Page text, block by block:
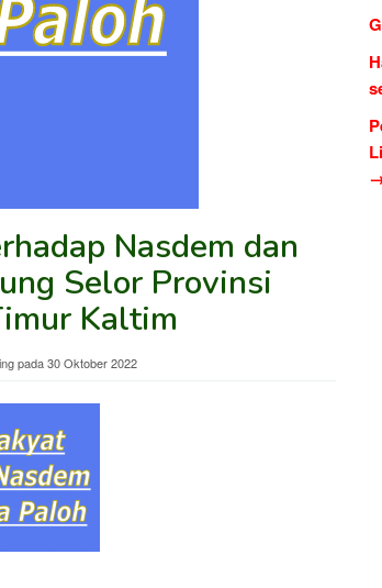
Nasdem dan
Selor Provinsi
Kaltim
pada30 Oktober 2022